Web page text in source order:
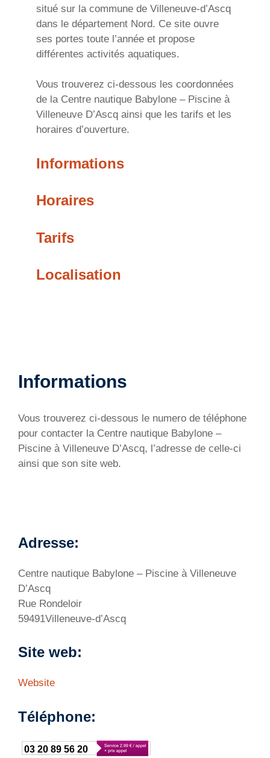
situé sur la commune de Villeneuve-d’Ascq
dans le département Nord. Ce site ouvre
ses portes toute l’année et propose
différentes activités aquatiques.
Vous trouverez ci-dessous les coordonnées
de la Centre nautique Babylone – Piscine à
Villeneuve D’Ascq ainsi que les tarifs et les
horaires d’ouverture.
Informations
Horaires
Tarifs
Localisation
Informations
Vous trouverez ci-dessous le numero de téléphone
pour contacter la Centre nautique Babylone –
Piscine à Villeneuve D’Ascq, l’adresse de celle-ci
ainsi que son site web.
Adresse:
Centre nautique Babylone – Piscine à Villeneuve
D’Ascq
Rue Rondeloir
59491Villeneuve-d’Ascq
Site web:
Website
Téléphone:
03 20 89 56 20